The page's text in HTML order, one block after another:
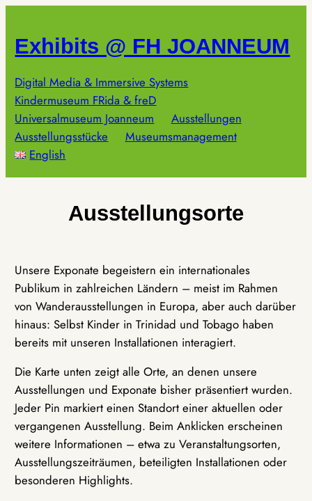
springen
Exhibits @ FH JOANNEUM
Digital Media & Immersive Systems
Kindermuseum FRida & freD
Universalmuseum Joanneum
Ausstellungen
Ausstellungsstücke
Museumsmanagement
English
Ausstellungsorte
Unsere Exponate begeistern ein internationales
Publikum in zahlreichen Ländern – meist im Rahmen
von Wanderausstellungen in Europa, aber auch darüber
hinaus: Selbst Kinder in Trinidad und Tobago haben
bereits mit unseren Installationen interagiert.
Die Karte unten zeigt alle Orte, an denen unsere
Ausstellungen und Exponate bisher präsentiert wurden.
Jeder Pin markiert einen Standort einer aktuellen oder
vergangenen Ausstellung. Beim Anklicken erscheinen
weitere Informationen – etwa zu Veranstaltungsorten,
Ausstellungszeiträumen, beteiligten Installationen oder
besonderen Highlights.